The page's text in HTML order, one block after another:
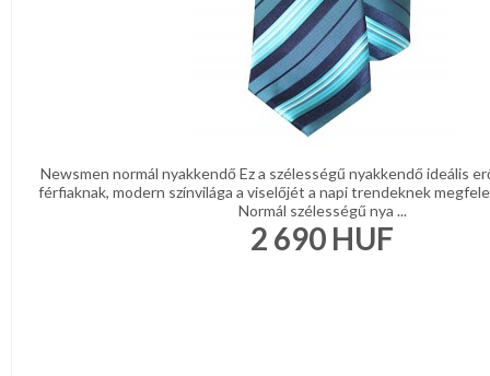
Newsmen normál nyakkendő Ez a szélességű nyakkendő ideális
férfiaknak, modern színvilága a viselőjét a napi trendeknek
Normál szélességű nya ...
2 690 HUF